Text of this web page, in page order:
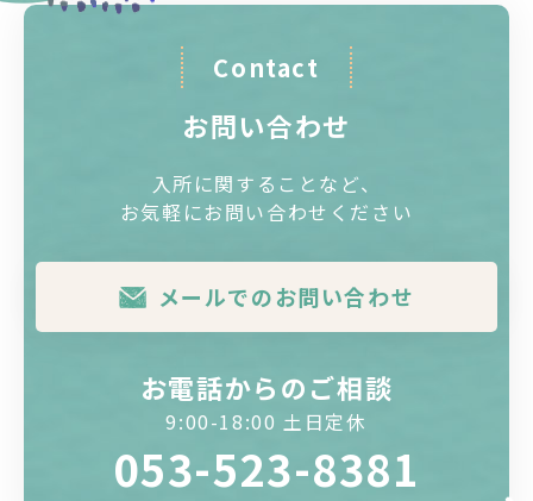
Contact
お問い合わせ
入所に関することなど、
お気軽にお問い合わせください
メールでのお問い合わせ
お電話からのご相談
9:00-18:00 土日定休
053-523-8381